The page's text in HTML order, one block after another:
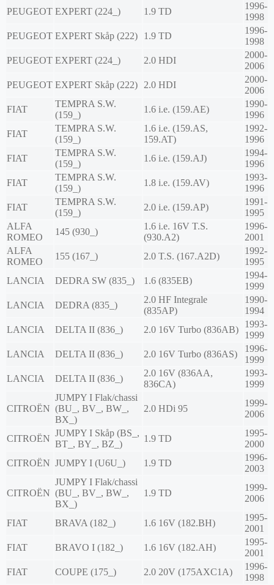
PEUGEOT EXPERT (224_) 1.9 TD
1996-
1998
PEUGEOT EXPERT Skåp (222) 1.9 TD
1996-
1998
PEUGEOT EXPERT (224_) 2.0 HDI
2000-
2006
PEUGEOT EXPERT Skåp (222) 2.0 HDI
2000-
2006
FIAT
TEMPRA S.W.
(159_)
1.6 i.e. (159.AE)
1990-
1996
FIAT
TEMPRA S.W.
(159_)
1.6 i.e. (159.AS,
159.AT)
1992-
1996
FIAT
TEMPRA S.W.
(159_)
1.6 i.e. (159.AJ)
1994-
1996
FIAT
TEMPRA S.W.
(159_)
1.8 i.e. (159.AV)
1993-
1996
FIAT
TEMPRA S.W.
(159_)
2.0 i.e. (159.AP)
1991-
1995
ALFA
ROMEO
145 (930_)
1.6 i.e. 16V T.S.
(930.A2)
1996-
2001
ALFA
ROMEO
155 (167_) 2.0 T.S. (167.A2D)
1992-
1995
LANCIA
DEDRA SW (835_) 1.6 (835EB)
1994-
1999
LANCIA
DEDRA (835_)
2.0 HF Integrale
(835AP)
1990-
1994
LANCIA
DELTA II (836_) 2.0 16V Turbo (836AB)
1993-
1999
LANCIA
DELTA II (836_) 2.0 16V Turbo (836AS)
1996-
1999
LANCIA
DELTA II (836_)
2.0 16V (836AA,
836CA)
1993-
1999
CITROËN
JUMPY I Flak/chassi
(BU_, BV_, BW_,
BX_)
2.0 HDi 95
1999-
2006
CITROËN
JUMPY I Skåp (BS_,
BT_, BY_, BZ_)
1.9 TD
1995-
2000
CITROËN JUMPY I (U6U_) 1.9 TD
1996-
2003
CITROËN
JUMPY I Flak/chassi
(BU_, BV_, BW_,
BX_)
1.9 TD
1999-
2006
FIAT BRAVA (182_) 1.6 16V (182.BH)
1995-
2001
FIAT
BRAVO I (182_) 1.6 16V (182.AH)
1995-
2001
FIAT
COUPE (175_) 2.0 20V (175AXC1A)
1996-
1998